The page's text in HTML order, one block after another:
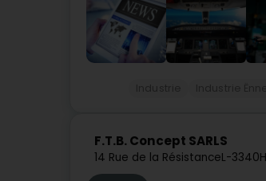
F.T.B. Concept SARLS
14 Rue de la RésistanceL-3340